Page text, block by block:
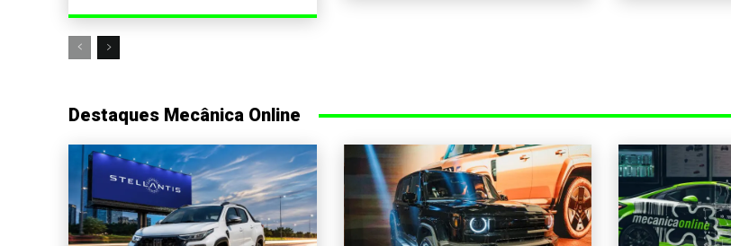
Destaques Mecânica Online